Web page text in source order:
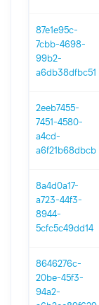
87e1e95c-
7cbb-4698-
99b2-
a6db38dfbc51
2eeb7455-
7451-4580-
a4cd-
a6f21b68dbcb
8a4d0a17-
a723-44f3-
8944-
5cfc5c49dd14
8646276c-
20be-45f3-
94a2-